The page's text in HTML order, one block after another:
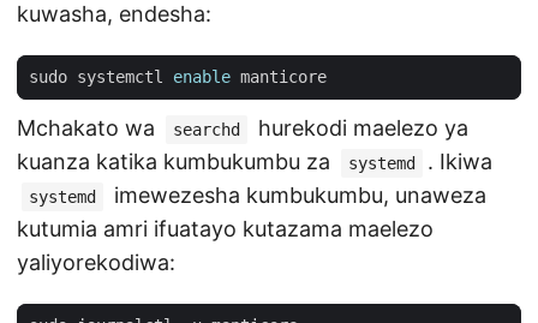
kuwasha, endesha:
sudo systemctl enable
Mchakato wa searchd
hurekodi maelezo ya
kuanza katika kumbukumbu za
systemd . Ikiwa
systemd
imewezesha kumbukumbu, unaweza
kutumia amri ifuatayo kutazama maelezo
yaliyorekodiwa: